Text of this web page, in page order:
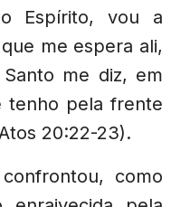
Espírito, vou a
me espera ali,
me diz, em
tenho pela frente
20:22-23).
como